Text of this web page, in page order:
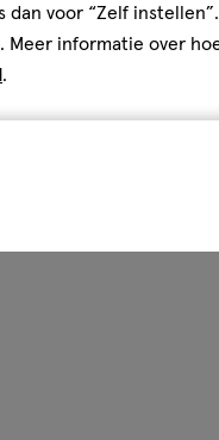
dan voor “Zelf
. Meer informatie over
.